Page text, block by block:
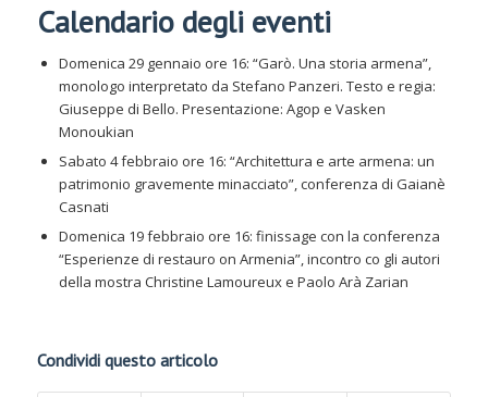
Calendario degli eventi
Domenica 29 gennaio ore 16: “Garò. Una storia armena”,
monologo interpretato da Stefano Panzeri. Testo e regia:
Giuseppe di Bello. Presentazione: Agop e Vasken
Monoukian
Sabato 4 febbraio ore 16: “Architettura e arte armena: un
patrimonio gravemente minacciato”, conferenza di Gaianè
Casnati
Domenica 19 febbraio ore 16: finissage con la conferenza
“Esperienze di restauro on Armenia”, incontro co gli autori
della mostra Christine Lamoureux e Paolo Arà Zarian
Condividi questo articolo